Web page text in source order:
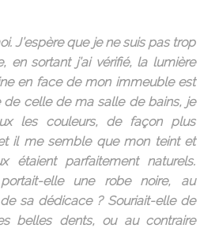
J’espère que je ne suis pas trop
en sortant j’ai vérifié, la lumière
en face de mon immeuble est
de celle de ma salle de bains, je
les couleurs, de façon plus
il me semble que mon teint et
étaient parfaitement naturels.
elle une robe noire, au
sa dédicace ? Souriait-elle de
belles dents, ou au contraire